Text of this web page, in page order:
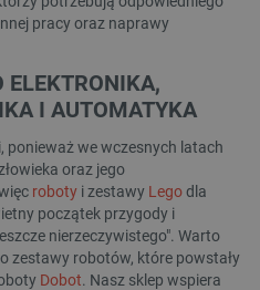
pracy oraz naprawy
ELEKTRONIKA,
I AUTOMATYKA
ponieważ we wczesnych latach
oraz jego
roboty i zestawy Legodla
początek przygody i
nierzeczywistego". Warto
zestawy robotów, które powstały
Dobot. Nasz sklep wspiera